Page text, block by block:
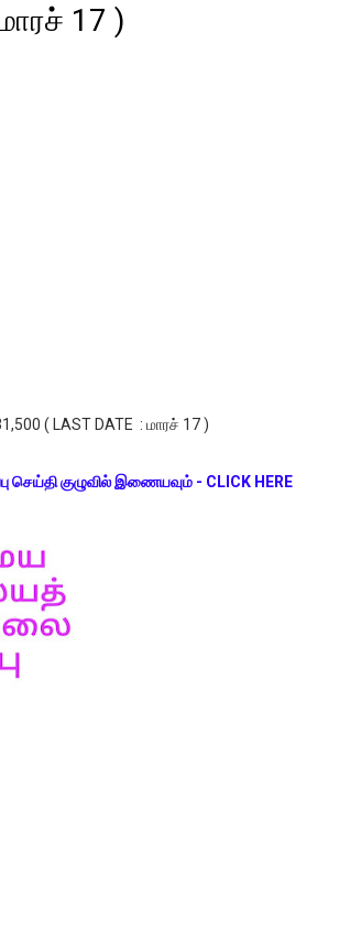
17
18 )
17 )
( LAST DATE : மாரச் 17 )
குழுவில் இணையவும் - CLICK HERE